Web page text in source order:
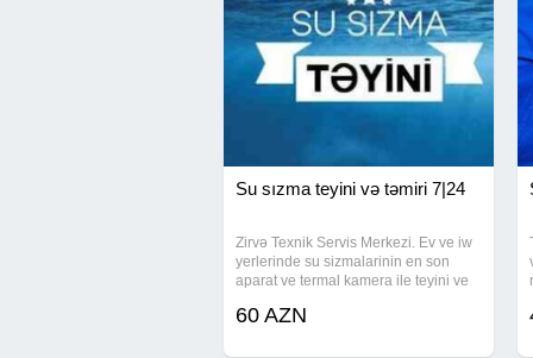
Su sızma teyini və təmiri 7|24
Zirvə Texnik Servis Merkezi. Ev ve iw
yerlerinde su sizmalarinin en son
aparat ve termal kamera ile teyini ve
60 AZN